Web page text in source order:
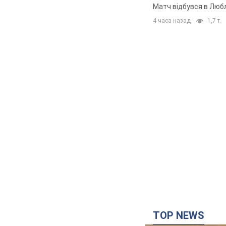
Матч відбувся в
4 часа назад 1,7 т.
TOP NEWS